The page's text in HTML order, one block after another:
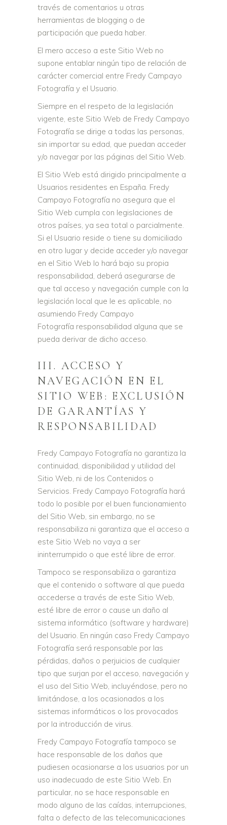
través de comentarios u otras
herramientas de blogging o de
participación que pueda haber.
El mero acceso a este Sitio Web no
supone entablar ningún tipo de relación de
carácter comercial entre Fredy Campayo
Fotografía y el Usuario.
Siempre en el respeto de la legislación
vigente, este Sitio Web de Fredy Campayo
Fotografía se dirige a todas las personas,
sin importar su edad, que puedan acceder
y/o navegar por las páginas del Sitio Web.
El Sitio Web está dirigido principalmente a
Usuarios residentes en España. Fredy
Campayo Fotografía no asegura que el
Sitio Web cumpla con legislaciones de
otros países, ya sea total o parcialmente.
Si el Usuario reside o tiene su domiciliado
en otro lugar y decide acceder y/o navegar
en el Sitio Web lo hará bajo su propia
responsabilidad, deberá asegurarse de
que tal acceso y navegación cumple con la
legislación local que le es aplicable, no
asumiendo Fredy Campayo
Fotografía responsabilidad alguna que se
pueda derivar de dicho acceso.
III. ACCESO Y
NAVEGACIÓN EN EL
SITIO WEB: EXCLUSIÓN
DE GARANTÍAS Y
RESPONSABILIDAD
Fredy Campayo Fotografía no garantiza la
continuidad, disponibilidad y utilidad del
Sitio Web, ni de los Contenidos o
Servicios. Fredy Campayo Fotografía hará
todo lo posible por el buen funcionamiento
del Sitio Web, sin embargo, no se
responsabiliza ni garantiza que el acceso a
este Sitio Web no vaya a ser
ininterrumpido o que esté libre de error.
Tampoco se responsabiliza o garantiza
que el contenido o software al que pueda
accederse a través de este Sitio Web,
esté libre de error o cause un daño al
sistema informático (software y hardware)
del Usuario. En ningún caso Fredy Campayo
Fotografía será responsable por las
pérdidas, daños o perjuicios de cualquier
tipo que surjan por el acceso, navegación y
el uso del Sitio Web, incluyéndose, pero no
limitándose, a los ocasionados a los
sistemas informáticos o los provocados
por la introducción de virus.
Fredy Campayo Fotografía tampoco se
hace responsable de los daños que
pudiesen ocasionarse a los usuarios por un
uso inadecuado de este Sitio Web. En
particular, no se hace responsable en
modo alguno de las caídas, interrupciones,
falta o defecto de las telecomunicaciones